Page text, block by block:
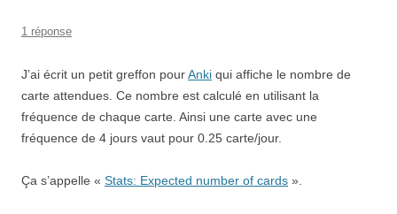
1 réponse
J’ai écrit un petit greffon pourAnki qui affiche le nombre de
carte attendues. Ce nombre est calculé en utilisant la
fréquence de chaque carte. Ainsi une carte avec une
fréquence de 4 jours vaut pour 0.25 carte/jour.
Ça s’appelle « Stats: Expected number of cards ».